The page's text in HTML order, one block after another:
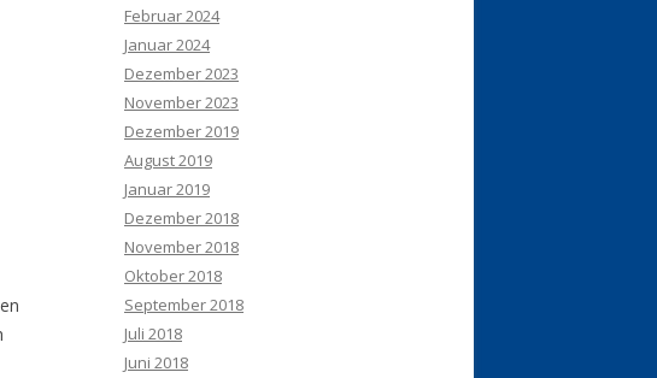
Februar 2024
Januar 2024
Dezember 2023
November 2023
Dezember 2019
August 2019
Januar 2019
Dezember 2018
November 2018
Oktober 2018
September 2018
Juli 2018
Juni 2018